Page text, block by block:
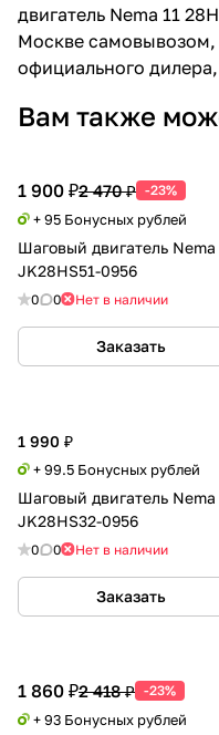
двигатель Nema 11
Москве самовывозом,
официального
Вам также
1 900 ₽2 470 ₽ -23%
+ 95 Бонусных рублей
Шаговый двигатель Nema
JK28HS51-0956
0 0 Нет в наличии
Заказать
1 990 ₽
+ 99.5 Бонусных рублей
Шаговый двигатель Nema
JK28HS32-0956
0 0 Нет в наличии
Заказать
1 860 ₽2 418 ₽ -23%
+ 93 Бонусных рублей